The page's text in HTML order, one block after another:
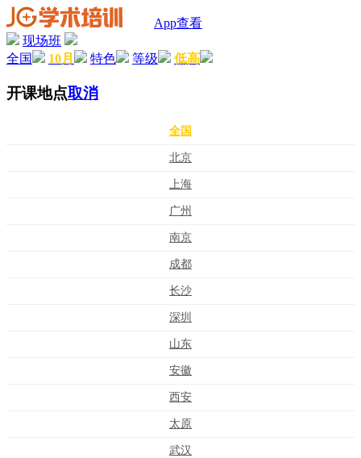
App查看
现场班
全国
10月 特色 等级 低高
开课地点取消
全国
北京
上海
广州
南京
成都
长沙
深圳
山东
安徽
西安
太原
武汉